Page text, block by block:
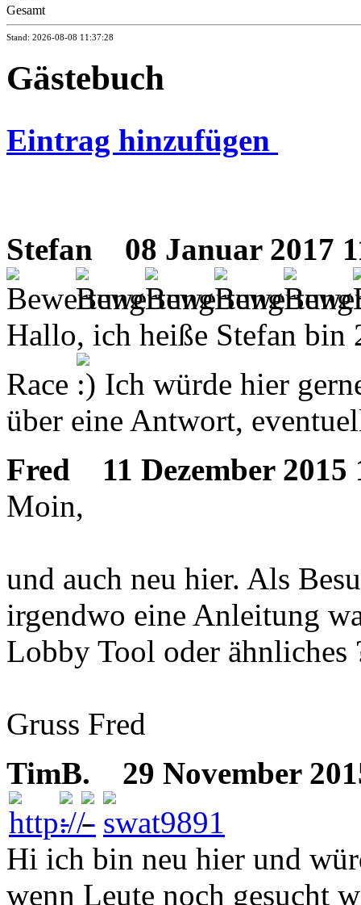
Gesamt
Stand: 2026-08-08 11:37:28
Gästebuch
Eintrag hinzufügen
Stefan 08 Januar 2017
Hallo, ich heiße Stefan bin
Race
Ich würde hier
über eine Antwort,
Fred
11 Dezember 2015
Moin,
und auch neu hier. Als
irgendwo eine Anleitung
Lobby Tool oder ähnliches
Gruss Fred
TimB.
29 November
Hi ich bin neu hier und
wenn Leute noch gesucht